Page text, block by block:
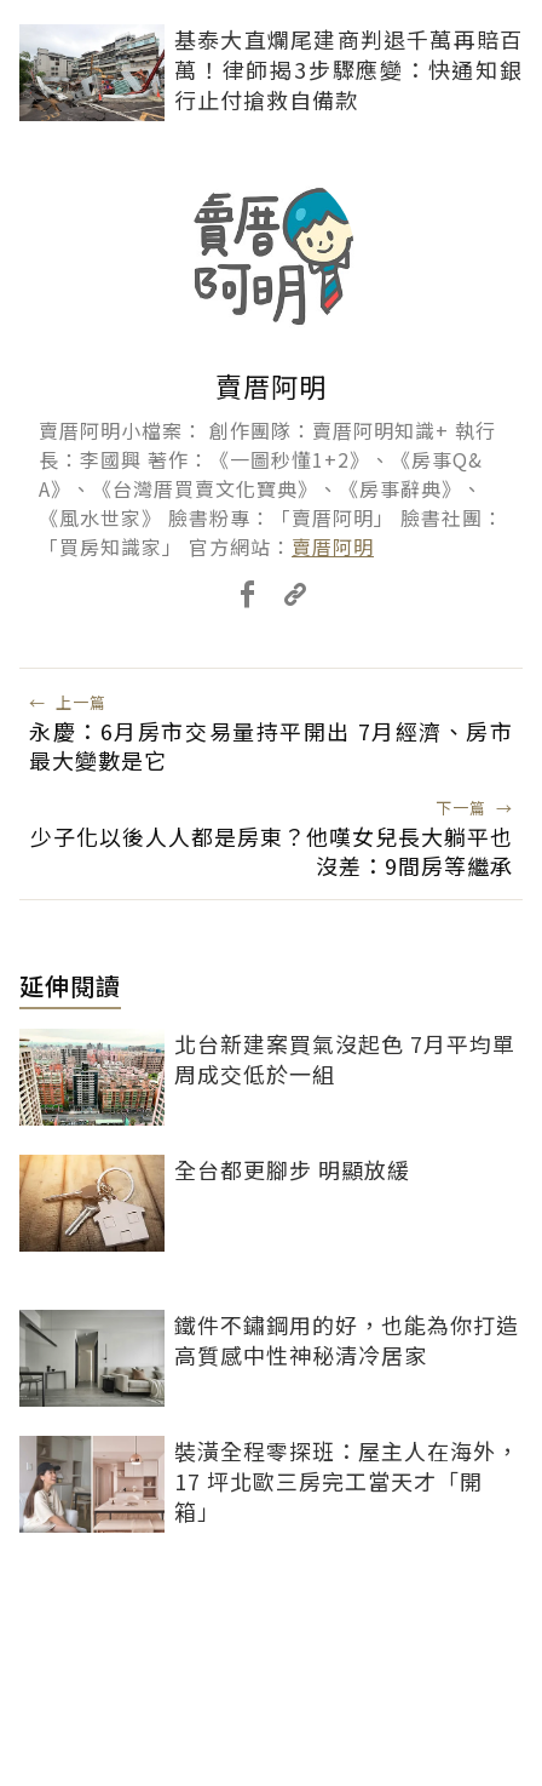
基泰大直爛尾建商判退千萬再賠百
萬！律師揭3步驟應變：快通知銀
行止付搶救自備款
賣厝阿明
賣厝阿明小檔案： 創作團隊：賣厝阿明知識+ 執行
長：李國興 著作：《一圖秒懂1+2》、《房事Q&
A》、《台灣厝買賣文化寶典》、《房事辭典》、
《風水世家》 臉書粉專：「賣厝阿明」 臉書社團：
「買房知識家」 官方網站： 賣厝阿明
← 上一篇
永慶：6月房市交易量持平開出 7月經濟、房市
最大變數是它
下一篇 →
少子化以後人人都是房東？他嘆女兒長大躺平也
沒差：9間房等繼承
延伸閱讀
北台新建案買氣沒起色 7月平均單
周成交低於一組
全台都更腳步 明顯放緩
鐵件不鏽鋼用的好，也能為你打造
高質感中性神秘清冷居家
裝潢全程零探班：屋主人在海外，
17 坪北歐三房完工當天才「開
箱」